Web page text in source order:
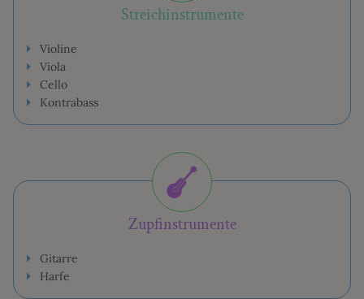
Streichinstrumente
Violine
Viola
Cello
Kontrabass
Zupfinstrumente
Gitarre
Harfe